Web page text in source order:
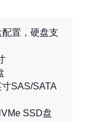
置，硬盘支
SAS/SATA
SSD盘